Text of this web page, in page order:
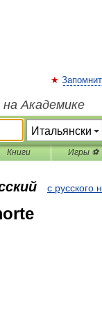
на Академике
Книги Игры ⚽
с русского